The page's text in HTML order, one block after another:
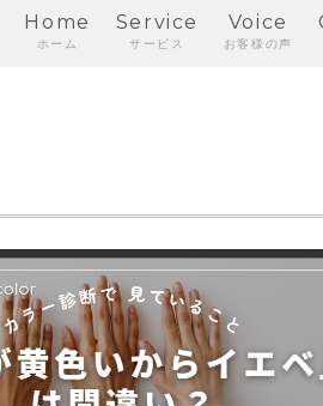
Home
ホーム
Service
サービス
Voice
お客様の声